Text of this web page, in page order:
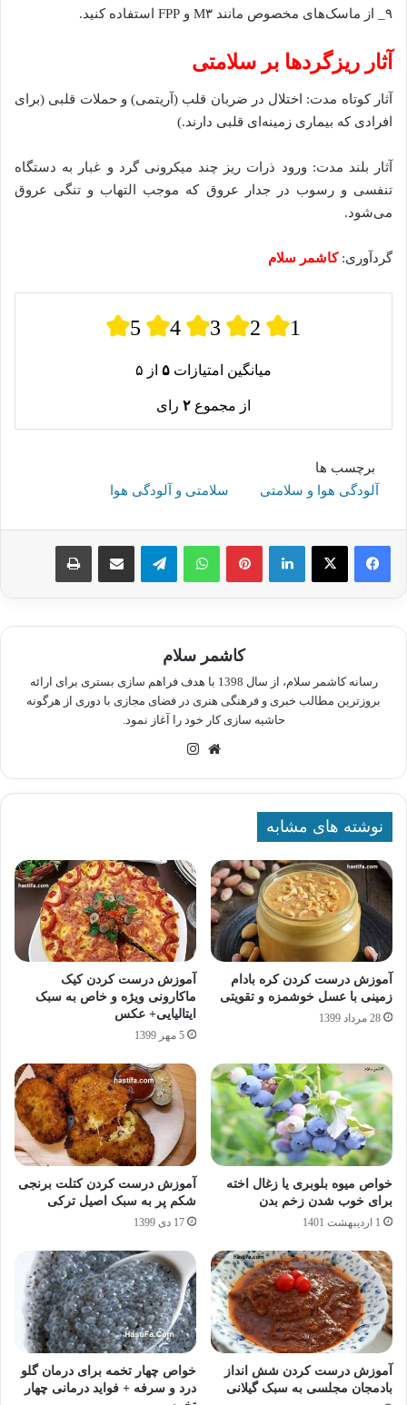
۹_ از ماسک‌های مخصوص مانند M۳ و FPP استفاده کنید.
آثار ریزگرد‌ها بر سلامتی
آثار کوتاه مدت: اختلال در ضربان قلب (آریتمی) و حملات قلبی (برای
افرادی که بیماری زمینه‌ای قلبی دارند.)
آثار بلند مدت: ورود ذرات ریز چند میکرونی گرد و غبار به دستگاه
تنفسی و رسوب در جدار عروق که موجب التهاب و تنگی عروق
می‌شود.
گردآوری:کاشمر سلام
5 4 3 2 1
میانگین امتیازات ۵ از ۵
از مجموع ۲ رای
برچسب ها
آلودگی هوا و سلامتی
سلامتی و آلودگی هوا
لینکدین پینترستواتس آپ تلگرام اشتراک گذاری از طریق ایمیل چاپ
کاشمر سلام
رسانه کاشمر سلام، از سال 1398 با هدف فراهم سازی بستری برای ارائه
بروزترین مطالب خبری و فرهنگی هنری در فضای مجازی با دوری از هرگونه
حاشیه سازی کار خود را آغاز نمود.
وبسایت
نوشته های مشابه
آموزش درست کردن کره بادام
زمینی با عسل خوشمزه و تقویتی
28 مرداد 1399
آموزش درست کردن کیک
ماکارونی ویژه و خاص به سبک
ایتالیایی+ عکس
5 مهر 1399
خواص میوه بلوبری یا زغال اخته
برای خوب شدن زخم بدن
1 اردیبهشت 1401
آموزش درست کردن کتلت برنجی
شکم پر به سبک اصیل ترکی
17 دی 1399
آموزش درست کردن شش انداز
بادمجان مجلسی به سبک گیلانی
خواص چهار تخمه برای درمان گلو
درد و سرفه + فواید درمانی چهار